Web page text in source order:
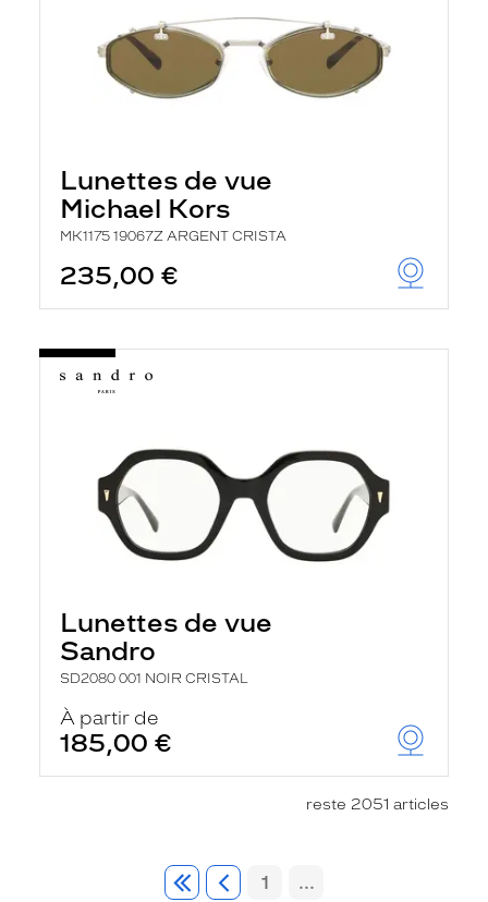
Lunettes de vue
Michael Kors
MK1175 19067Z ARGENT CRISTA
235,00 €
Lunettes de vue
Sandro
SD2080 001 NOIR CRISTAL
À partir de
185,00 €
reste 2051 articles
1
...